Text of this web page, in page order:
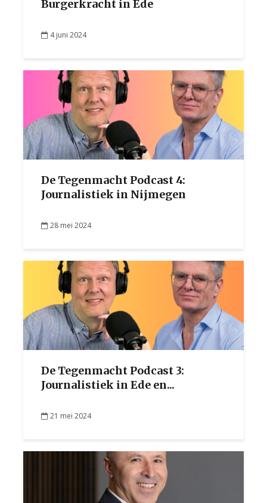
Burgerkracht in Ede
4 juni 2024
De Tegenmacht Podcast 4:
Journalistiek in Nijmegen
28 mei 2024
De Tegenmacht Podcast 3:
Journalistiek in Ede en...
21 mei 2024